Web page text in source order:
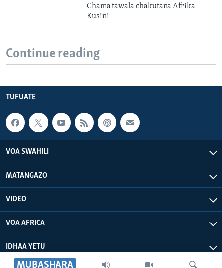
MUBASHARA
Chama tawala chakutana Afrika
Kusini
Continue reading
TUFUATE
VOA SWAHILI
MATANGAZO
VIDEO
VOA AFRICA
IDHAA YETU